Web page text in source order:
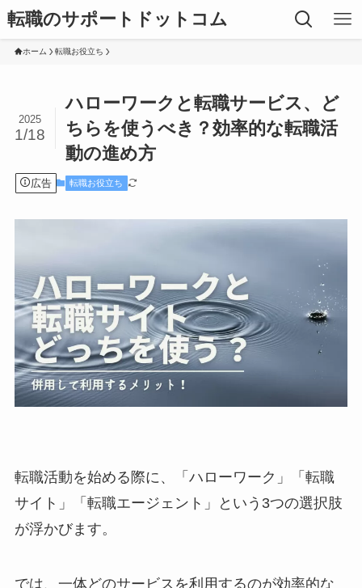
転職のサポートドットコム
ホーム 転職お役立ち
ハローワークと転職サービス、ど
ちらを使うべき？効率的な転職活
動の進め方
2025
1/18
広告 転職お役立ち
転職活動を始める際に、「ハローワーク」「転職
サイト」「転職エージェント」という3つの選択肢
が浮かびます。
では、一体どのサービスを利用するのが効率的な